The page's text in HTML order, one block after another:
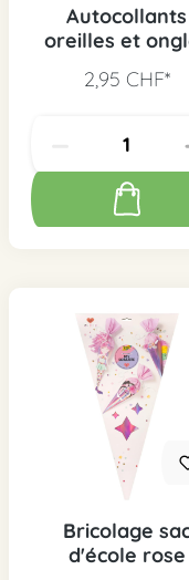
Autocollants
oreilles et
classes
2,95 CHF*
Bricolage
d'école rose